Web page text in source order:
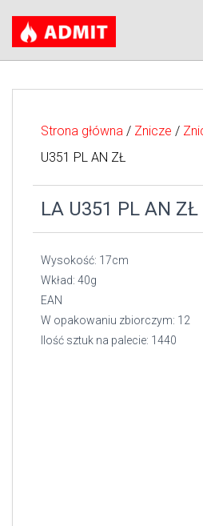
Strona główna / Znicze /
U351 PL AN ZŁ
LA U351 PL AN ZŁ
Wysokość: 17cm
Wkład: 40g
EAN
W opakowaniu zbiorczym: 12
Ilość sztuk na palecie: 1440